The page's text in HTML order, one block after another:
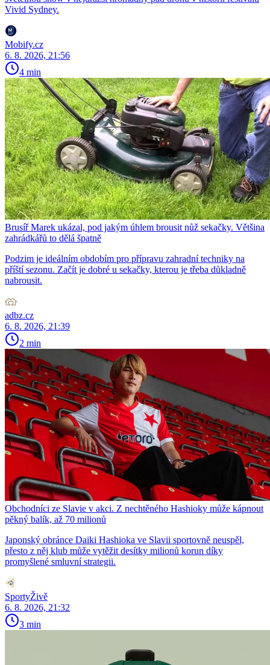
Vivid Sydney.
Mobify.cz
6. 8. 2026, 21:56
4 min
Brusíř Marek ukázal, pod jakým úhlem brousit nůž sekačky. Většina
zahrádkářů to dělá špatně
Podzim je ideálním obdobím pro přípravu zahradní techniky na
příští sezonu. Začít je dobré u sekačky, kterou je třeba důkladně
nabrousit.
adbz.cz
6. 8. 2026, 21:39
2 min
Obchodníci ze Slavie v akci. Z nechtěného Hashioky může kápnout
pěkný balík, až 70 milionů
Japonský obránce Daiki Hashioka ve Slavii sportovně neuspěl,
přesto z něj klub může vytěžit desítky milionů korun díky
promyšlené smluvní strategii.
SportyŽivě
6. 8. 2026, 21:32
3 min